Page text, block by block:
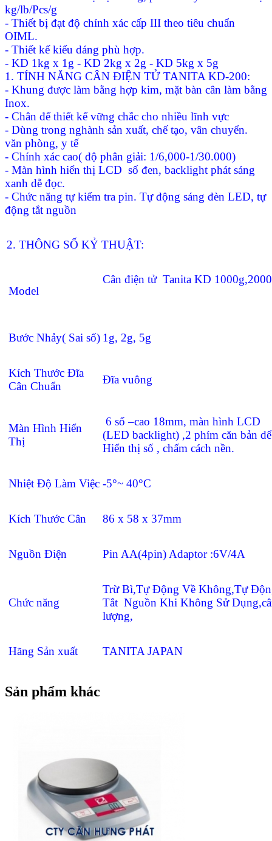
kg/lb/Pcs/g
- Thiết bị đạt độ chính xác cấp III theo tiêu chuẩn
OIML.
- Thiết kế kiểu dáng phù hợp.
- KD 1kg x 1g - KD 2kg x 2g - KD 5kg x 5g
1. TÍNH NĂNG CÂN ĐIỆN TỬ TANITA KD-200:
- Khung được làm bằng hợp kim, mặt bàn cân làm bằng
Inox.
- Chân đế thiết kế vững chắc cho nhiều lĩnh vực
- Dùng trong nghành sản xuất, chế tạo, vân chuyển.
văn phòng, y tế
- Chính xác cao( độ phân giải: 1/6,000-1/30.000)
- Màn hình hiển thị LCD số đen, backlight phát sáng
xanh dễ đọc.
- Chức năng tự kiểm tra pin. Tự động sáng đèn LED, tự
động tắt nguồn
2. THÔNG SỐ KỶ THUẬT:
Model
Cân điện tử Tanita KD
Bước Nhảy( Sai số) 1g, 2g, 5g
Kích Thước Đĩa
Cân Chuẩn
Đĩa vuông
Màn Hình Hiển
Thị
6 số –cao 18mm, màn hình LCD
(LED backlight) ,2 phím căn bản
Hiển thị số , chấm cách nền.
Nhiệt Độ Làm Việc -5°~ 40°C
Kích Thước Cân 86 x 58 x 37mm
Nguồn Điện Pin AA(4pin) Adaptor :6V/4A
Chức năng
Trừ Bì,Tự Động Về Không,Tự
Tắt Nguồn Khi Không Sử
lượng,
Hãng Sản xuất TANITA JAPAN
Sản phẩm khác